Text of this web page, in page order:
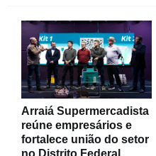
Arraiá Supermercadista
reúne empresários e
fortalece união do setor
no Distrito Federal